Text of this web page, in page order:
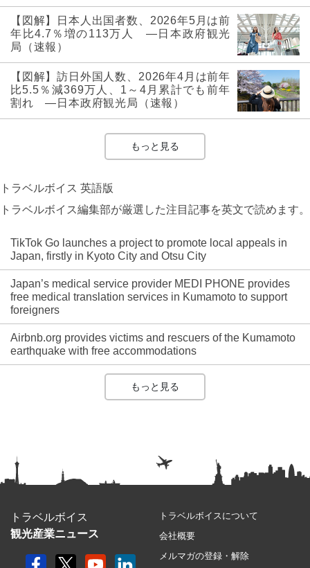
【図解】日本人出国者数、2026年5月は前
年比4.7％増の113万人 ―日本政府観光
局（速報）
【図解】訪日外国人数、2026年4月は前年
比5.5％減369万人、1～4月累計でも前年
割れ ―日本政府観光局（速報）
もっと見る
トラベルボイス 英語版
トラベルボイス編集部が厳選した注目記事を英文で読めます。
TikTok Go launches a project to promote local appeals in
Japan, firstly in Kyoto City and Otsu City
Japan’s medical service provider MEDI PHONE provides
free medical translation services in Kumamoto to support
foreigners
Airbnb.org provides victims and rescuers of the Kumamoto
earthquake with free accommodations
もっと見る
トラベルボイス
観光産業ニュース
トラベルボイスについて
会社概要
メルマガの登録・解除